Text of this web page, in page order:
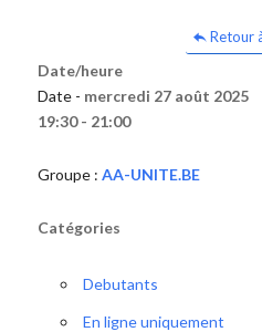
Retour
Date/heure
Date - mercredi 27 août 2025
19:30 - 21:00
Groupe : AA-UNITE.BE
Catégories
Debutants
En ligne uniquement